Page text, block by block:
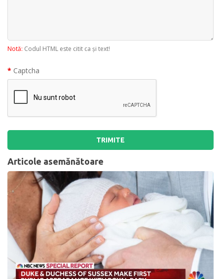
Notă: Codul HTML este citit ca şi text!
Captcha
TRIMITE
Articole asemănătoare